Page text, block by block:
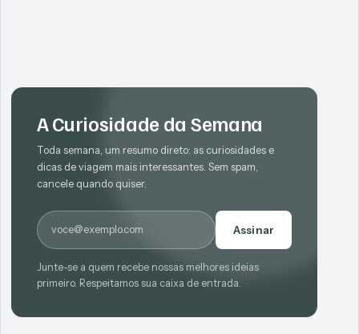
A Curiosidade da Semana
Toda semana, um resumo direto: as curiosidades e
dicas de viagem mais interessantes. Sem spam,
cancele quando quiser.
E-mail
Assinar
Junte-se a quem recebe nossas melhores ideias
primeiro. Respeitamos sua caixa de entrada.